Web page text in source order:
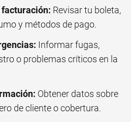
Revisar tu boleta,
y métodos de pago.
Informar fugas,
o problemas críticos en la
Obtener datos sobre
de cliente o cobertura.